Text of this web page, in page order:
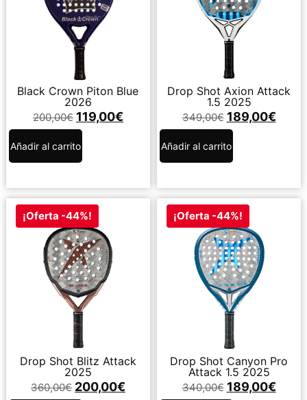
Black Crown Piton Blue
2026
200,00€ 119,00€
Añadir al carrito
Drop Shot Axion Attack
1.5 2025
349,00€ 189,00€
Añadir al carrito
¡Oferta -44%!
Drop Shot Blitz Attack
2025
360,00€ 200,00€
¡Oferta -44%!
Drop Shot Canyon Pro
Attack 1.5 2025
340,00€ 189,00€